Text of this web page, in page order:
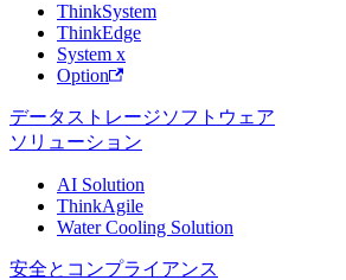
ThinkSystem
ThinkEdge
System x
Option
データストレージソフトウェア
ソリューション
AI Solution
ThinkAgile
Water Cooling Solution
安全とコンプライアンス